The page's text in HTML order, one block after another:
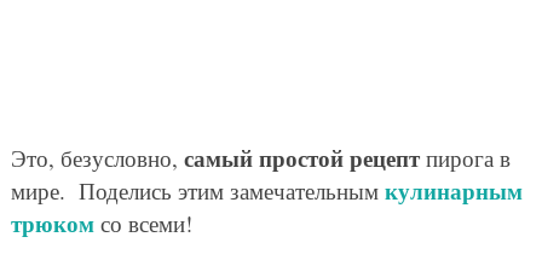
Это, безусловно, самый простой рецептпирога в
мире. Поделись этим замечательным кулинарным
трюкомсо всеми!